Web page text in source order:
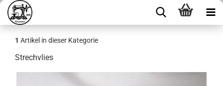
1 Artikel in dieser Kategorie
Strechvlies